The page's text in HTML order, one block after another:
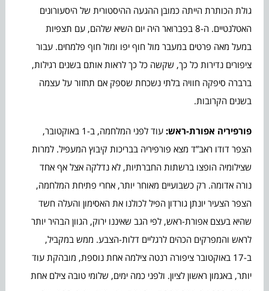
גולת הכותרת הייתה כמובן ההגעה ההיסטורית של היסעורונים
האטלנטיים. ה-8 בפברואר היה יום השיא שלהם, עם תצפיות
במעל מאה פרטים במעבר מול חוף יפו ומול חוף פלמחים. עבור
ציפורים נדירות כל כך, שקשה כל כך לראות אותם בשנים רגילות,
ברברה סיפקה חוויה בלתי נשכחת שספק אם תחזור על עצמה
בשנים הקרובות.
פורפיריה אפורת-ראש:
עוד לפני המלחמה, ב-1 באוקטובר,
הצפר דודו ראב”ד מצא פורפיריה בבריכות קיבוץ המעפיל. למרות
שצילומיה הופצו ברשתות החברתיות, לא נדלקה אצל אף אחד
נורה אדומה. רק כשבועיים מאוחר יותר, אחרי פתיחת המלחמה,
הצפר הצעיר יונתן גורדון הפיל לכולנו את האסימון והעלה חשד
שהיא בעצם אפורת-ראש, לפי הגב שאיננו ירוק, הגוון הבהיר יותר
לראש והמפרקים הכהים לרגליים דלות-הצבע. ממש במקביל,
ב-17 באוקטובר ציפורה רנטה צילמה אחת נוספת, מובהקת עוד
יותר, באגמון ראשון לציון. ולפני כמה ימים, שלומי טובה צילם אחת